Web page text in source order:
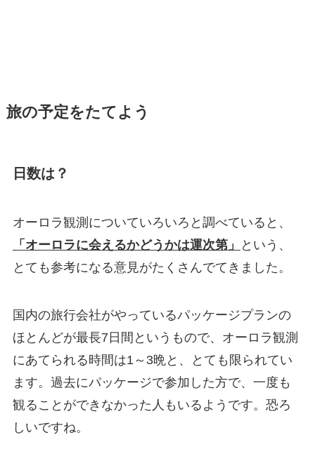
旅の予定をたてよう
日数は？
オーロラ観測についていろいろと調べていると、
「オーロラに会えるかどうかは運次第」
という、
とても参考になる意見がたくさんでてきました。
国内の旅行会社がやっているパッケージプランの
ほとんどが最長7日間というもので、オーロラ観測
にあてられる時間は1～3晩と、とても限られてい
ます。過去にパッケージで参加した方で、一度も
観ることができなかった人もいるようです。恐ろ
しいですね。